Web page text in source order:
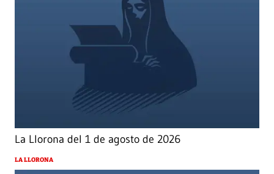
La Llorona del 1 de agosto de 2026
LA LLORONA